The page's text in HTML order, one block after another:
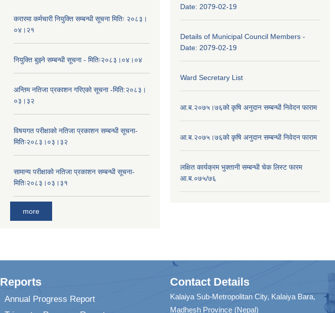
करारमा कर्मचारी नियुक्ति सम्बन्धी सूचना मितिः २०८३।
०४।२१
नियुक्ति बुझ्ने सम्बन्धी सूचना - मितिः२०८३।०४।०४
अन्तिम नतिजा प्रकाशन गरिएको सूचना -मिति:२०८३।
०३।३२
विषयगत परीक्षाको नतिजा प्रकाशन सम्बन्धी सूचना-
मितिः२०८३।०३।३२
सामान्य परीक्षाको नतिजा प्रकाशन सम्बन्धी सूचना-
मितिः२०८३।०३।३१
more
Date: 2079-02-19
Details of Municipal Council Members -
Date: 2079-02-19
Ward Secretary List
आ.ब.२०७५।७६को कृषि अनुदान सम्बन्धी निवेदन फाराम
आ.ब.२०७५।७६को कृषि अनुदान सम्बन्धी निवेदन फाराम
लक्षित कार्यक्रम भुक्तानी सम्बन्धी चेक लिस्ट फारम
आ.ब.०७५/७६
Reports
Annual Progress Report
Contact Details
Kalaiya Sub-Metropolitan City, Kalaiya Bara,
Madhesh Province (Nepal)